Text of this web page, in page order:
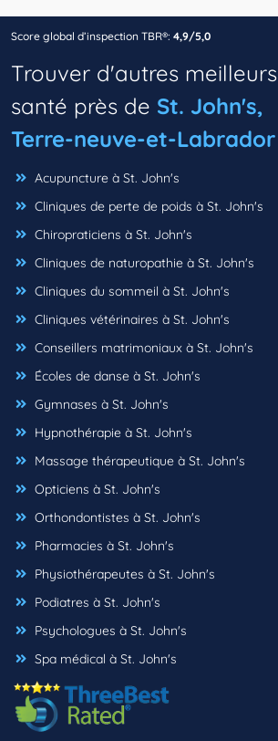
Score global d’inspection TBR®: 4,9/5,0
Trouver d'autres meilleurs
santé près de St. John's,
Terre-neuve-et-Labrador
Acupuncture à St. John's
Cliniques de perte de poids à St. John's
Chiropraticiens à St. John's
Cliniques de naturopathie à St. John's
Cliniques du sommeil à St. John's
Cliniques vétérinaires à St. John's
Conseillers matrimoniaux à St. John's
Écoles de danse à St. John's
Gymnases à St. John's
Hypnothérapie à St. John's
Massage thérapeutique à St. John's
Opticiens à St. John's
Orthondontistes à St. John's
Pharmacies à St. John's
Physiothérapeutes à St. John's
Podiatres à St. John's
Psychologues à St. John's
Spa médical à St. John's